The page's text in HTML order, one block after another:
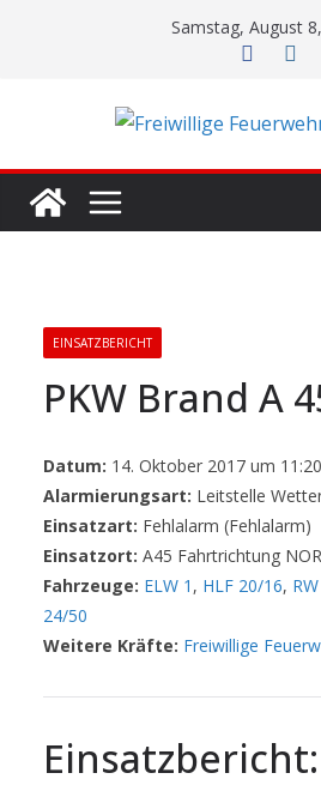
Samstag, August
EINSATZBERICHT
PKW Brand A
Datum: 14. Oktober 2017 um
Alarmierungsart: Leitstelle
Einsatzart: Fehlalarm (Fehlalarm)
Einsatzort: A45 Fahrtrichtung
Fahrzeuge: ELW 1 , HLF 20/16,
24/50
Weitere Kräfte: Freiwillige
Einsatzbericht: